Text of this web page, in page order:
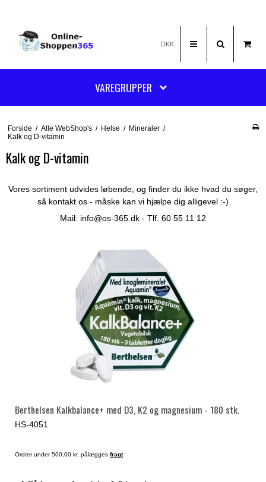
DKK
VAREGRUPPER
Forside / Alle WebShop's / Helse / Mineraler /
Kalk og D-vitamin
Kalk og D-vitamin
Vores sortiment udvides løbende, og finder du ikke hvad du søger,
så kontakt os - måske kan vi hjælpe dig alligevel :-)
Mail: info@os-365.dk - Tlf. 60 55 11 12
Berthelsen Kalkbalance+ med D3, K2 og magnesium - 180 stk.
HS-4051
Ordrer under 500,00 kr. pålægges fragt